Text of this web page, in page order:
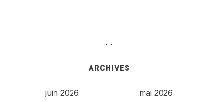
…
ARCHIVES
juin 2026
mai 2026